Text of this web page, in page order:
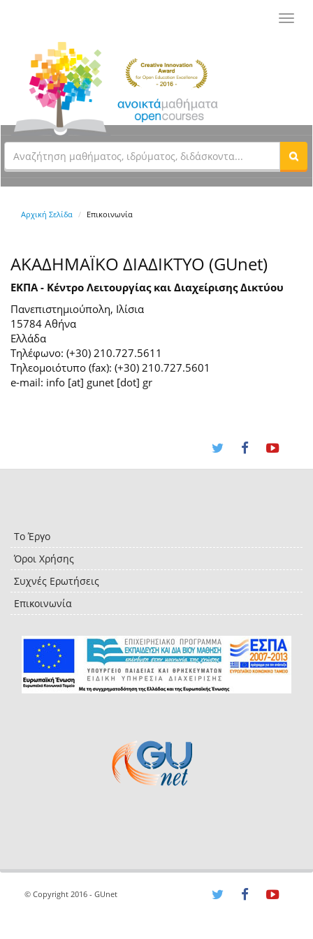
Αρχική Σελίδα Επικοινωνία
ΑΚΑΔΗΜΑΪΚΟ ΔΙΑΔΙΚΤΥΟ (GUnet)
ΕΚΠΑ - Κέντρο Λειτουργίας και Διαχείρισης Δικτύου
Πανεπιστημιούπολη, Ιλίσια
15784 Αθήνα
Ελλάδα
Τηλέφωνο: (+30) 210.727.5611
Τηλεομοιότυπο (fax): (+30) 210.727.5601
e-mail: info [at] gunet [dot] gr
Το Έργο
Όροι Χρήσης
Συχνές Ερωτήσεις
Επικοινωνία
© Copyright 2016 - GUnet